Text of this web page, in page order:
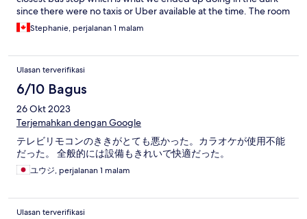
since there were no taxis or Uber available at the time. The room
was okay but could be cleaner. There was no bed cover, just a
foam topper with a cover. The couch has rips on it and the sink
Lots of amenities too and free breakfast. The front desk ladies
are really nice and helpful.
Stephanie, perjalanan 1 malam
Ulasan terverifikasi
6/10 Bagus
26 Okt 2023
Terjemahkan dengan Google
テレビリモコンのききがとても悪かった。カラオケが使用不能
だった。 全般的には設備もきれいで快適だった。
ユウジ, perjalanan 1 malam
Ulasan terverifikasi